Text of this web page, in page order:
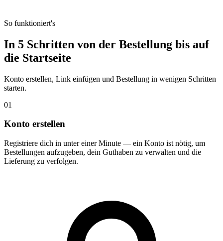
So funktioniert's
In 5 Schritten von der Bestellung bis auf
die Startseite
Konto erstellen, Link einfügen und Bestellung in wenigen Schritten
starten.
01
Konto erstellen
Registriere dich in unter einer Minute — ein Konto ist nötig, um
Bestellungen aufzugeben, dein Guthaben zu verwalten und die
Lieferung zu verfolgen.